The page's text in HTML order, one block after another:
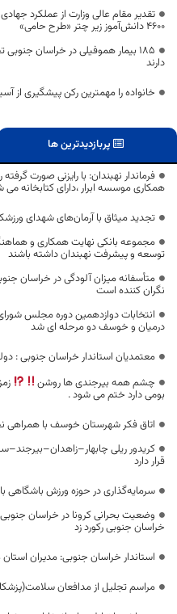
تقدیر مقام عالی وزارت از عملکرد
۴۶۰۰ دانش‌آموز زیر چتر «طرح حامی»
۱۸۵ بیمار هموفیلی در خراسان
دارند
خانواده را مهمترین رکن پیشگیری از
پربازدیدترین ها
همکاری موسسه ابرار ،دارای کتابخانه می
تجدید میثاق با آرمان‌های شهدای
مجموعه بانکی نهایت همکاری و
توسعه و پیشرفت نهبندان داشته باشند
متأسفانه میزان آلودگی در خراسان
نگران کننده است
انتخابات دوازدهمین دوره مجلس
درمیان و خوسف دو مرحله ای شد
معتمدیان استاندار خراسان جنوبی :
چشم همه بیرجندی ها روشن
بومی دارد ختم می شود .
اتاق فکر شهرستان خوسف با
کریدور ریلی
قرار دارد
سرمایه‌گذاری در حوزه ورزش باشگاهی
وضعیت بحرانی کرونا در خراسان جنوبی:
خراسان جنوبی رکورد زد
استاندار خراسان جنوبی: مدیران
مراسم تجلیل از مدافعان